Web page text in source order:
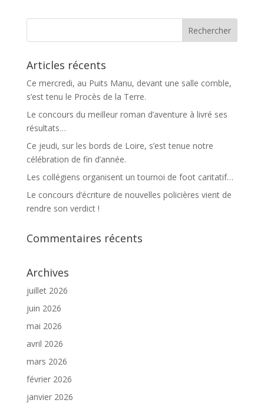
Articles récents
Ce mercredi, au Puits Manu, devant une salle comble,
s’est tenu le Procès de la Terre.
Le concours du meilleur roman d’aventure à livré ses
résultats…
Ce jeudi, sur les bords de Loire, s’est tenue notre
célébration de fin d’année.
Les collégiens organisent un tournoi de foot caritatif…
Le concours d’écriture de nouvelles policières vient de
rendre son verdict !
Commentaires récents
Archives
juillet 2026
juin 2026
mai 2026
avril 2026
mars 2026
février 2026
janvier 2026